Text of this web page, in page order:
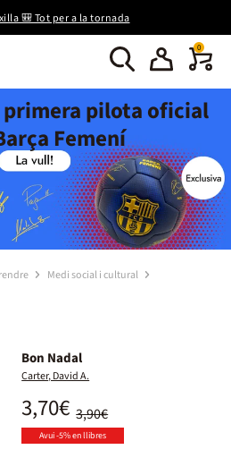
🎒 Tot per a la tornada
0
primera pilota oficial
Femení
Medi social i cultural
Bon Nadal
Carter, David A.
3,90€
3,70€
Avui -5% en llibres